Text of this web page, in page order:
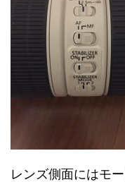
レンズ側面にはモ